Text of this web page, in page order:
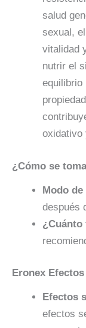
salud
sexual,
vitalidad
nutrir el
equilibrio
oxidativo
¿Cómo se
Modo de
después
¿Cuánto
Eronex
Efectos
efectos